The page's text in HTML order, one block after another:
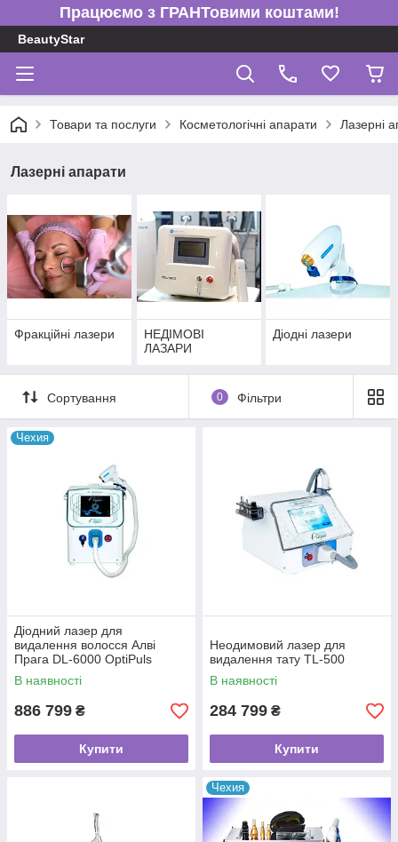
Працюємо з ГРАНТовими коштами!
BeautyStar
Товари та послуги Косметологічні апарати Лазерні
Лазерні апарати
Фракційні лазери
НЕДІМОВІ
ЛАЗАРИ
Діодні лазери
Сортування 0 Фільтри
Чехия
Діодний лазер для
видалення волосся Алві
Прага DL-6000 OptiPuls
ProMax
В наявності
886 799 ₴
Купити
Неодимовий лазер для
видалення тату TL-500
В наявності
284 799 ₴
Купити
Чехия